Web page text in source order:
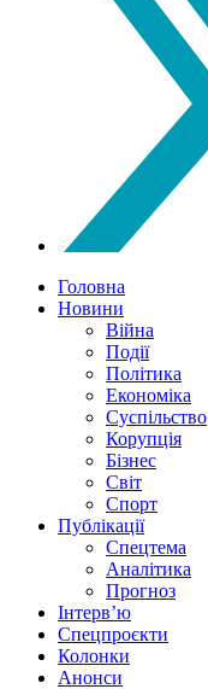
Головна
Новини
Війна
Події
Політика
Економіка
Суспільство
Корупція
Бізнес
Світ
Спорт
Публікації
Спецтема
Аналітика
Прогноз
Інтерв’ю
Спецпроєкти
Колонки
Анонси